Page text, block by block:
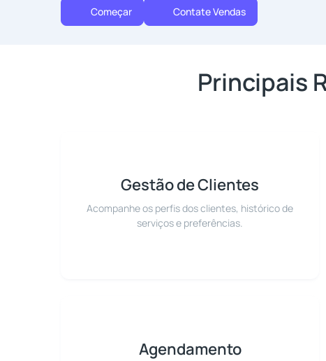
Começar Contate Vendas
Principais
Gestão de Clientes
Acompanhe os perfis dos clientes, histórico de
serviços e preferências.
Agendamento